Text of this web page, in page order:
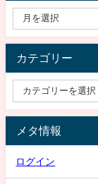
カテゴリー
メタ情報
ログイン